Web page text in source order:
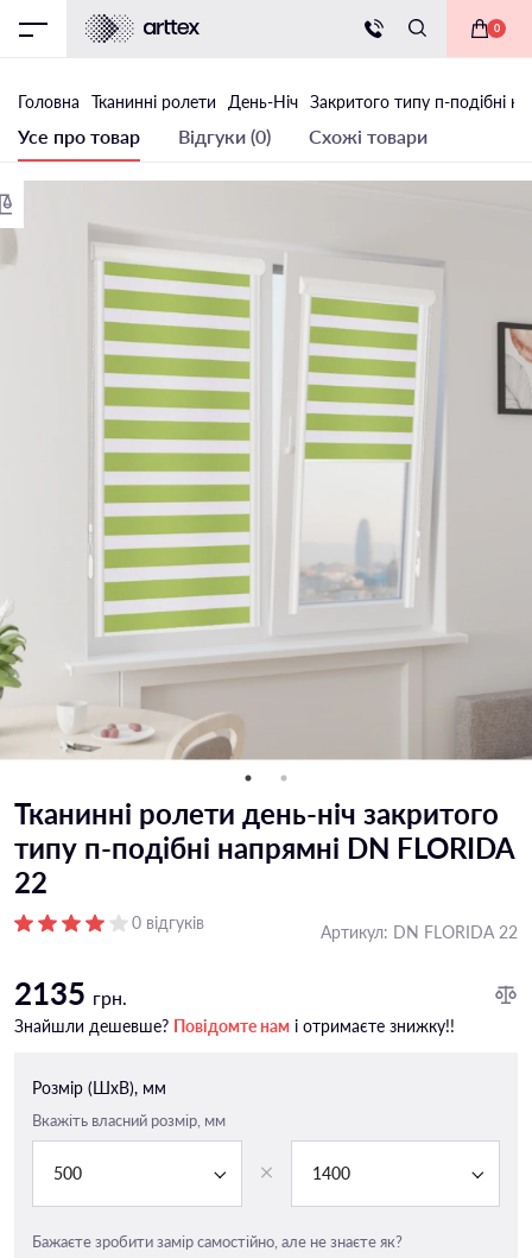
0
Головна Тканинні ролети День-Ніч Закритого типу п-подібні
Усе про товар Відгуки (0) Схожі товари
Тканинні ролети день-ніч закритого
типу п-подiбні напрямні DN FLORIDA
22
0 відгуків Артикул: DN FLORIDA 22
2135 грн.
Знайшли дешевше? Повідомте нам і отримаєте знижку!!
Розмір (ШxВ), мм
Вкажіть власний розмір, мм
500 1400
Бажаєте зробити замір самостійно, але не знаєте як?